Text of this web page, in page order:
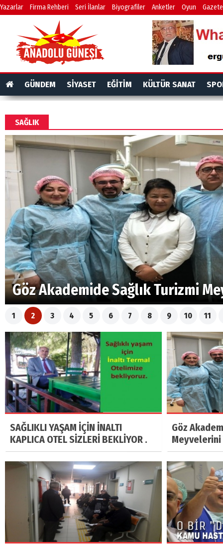
Yazarlar Firma Rehberi Seri İlanlar Biyografiler Anketler Oyun
GÜNDEM SİYASET EĞİTİM KÜLTÜR SANAT
SAĞLIK
Göz Akademide Sağlık Turizmi
1 2 3 4 5 6 7 8 9 10 11
SAĞLIKLI YAŞAM İÇİN İNALTI
KAPLICA OTEL SİZLERİ BEKLİYOR .
Göz